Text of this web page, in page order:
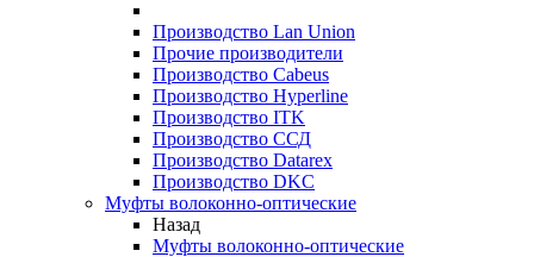
Производство Lan Union
Прочие производители
Производство Cabeus
Производство Hyperline
Производство ITK
Производство ССД
Производство Datarex
Производство DKC
Муфты волоконно-оптические
Назад
Муфты волоконно-оптические